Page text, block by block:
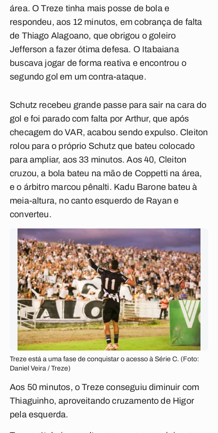
área. O Treze tinha mais posse de bola e
respondeu, aos 12 minutos, em cobrança de falta
de Thiago Alagoano, que obrigou o goleiro
Jefferson a fazer ótima defesa. O Itabaiana
buscava jogar de forma reativa e encontrou o
segundo gol em um contra-ataque.
Schutz recebeu grande passe para sair na cara do
gol e foi parado com falta por Arthur, que após
checagem do VAR, acabou sendo expulso. Cleiton
rolou para o próprio Schutz que bateu colocado
para ampliar, aos 33 minutos. Aos 40, Cleiton
cruzou, a bola bateu na mão de Coppetti na área,
e o árbitro marcou pênalti. Kadu Barone bateu à
meia-altura, no canto esquerdo de Rayan e
converteu.
Treze está a uma fase de conquistar o acesso à Série C. (Foto:
Daniel Veira / Treze)
Aos 50 minutos, o Treze conseguiu diminuir com
Thiaguinho, aproveitando cruzamento de Higor
pela esquerda.